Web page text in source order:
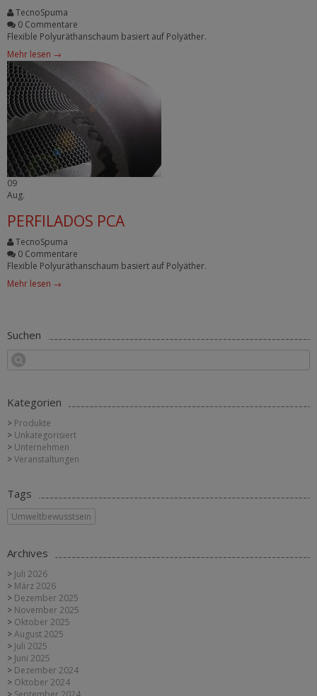
TecnoSpuma
0 Commentare
Flexible Polyuräthanschaum basiert auf Polyäther.
Mehr lesen →
09
Aug.
PERFILADOS PCA
TecnoSpuma
0 Commentare
Flexible Polyuräthanschaum basiert auf Polyäther.
Mehr lesen →
Suchen
Kategorien
Produkte
Unkategorisiert
Unternehmen
Veranstaltungen
Tags
Umweltbewusstsein
Archives
Juli 2026
März 2026
Dezember 2025
November 2025
Oktober 2025
August 2025
Juli 2025
Juni 2025
Dezember 2024
Oktober 2024